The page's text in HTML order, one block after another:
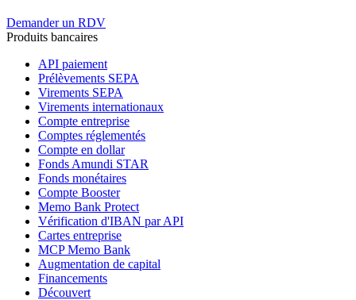
Demander un RDV
Produits bancaires
API paiement
Prélèvements SEPA
Virements SEPA
Virements internationaux
Compte entreprise
Comptes réglementés
Compte en dollar
Fonds Amundi STAR
Fonds monétaires
Compte Booster
Memo Bank Protect
Vérification d'IBAN par API
Cartes entreprise
MCP Memo Bank
Augmentation de capital
Financements
Découvert